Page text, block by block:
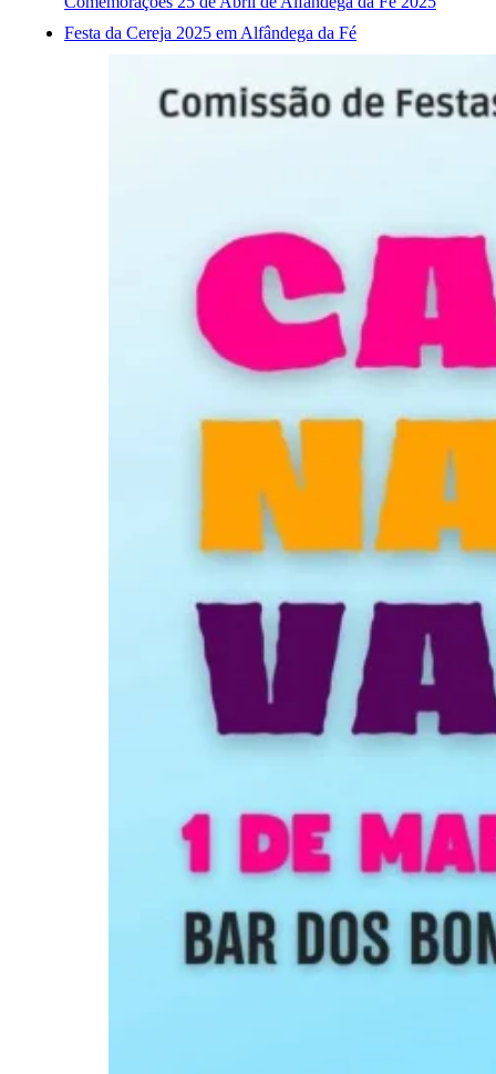
Festa da Cereja 2025 em Alfândega da Fé